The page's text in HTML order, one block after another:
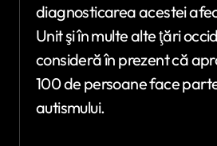
diagnosticarea acestei
Unit şi în multe alte ţări
consideră în prezent că
100 de persoane face
autismului.